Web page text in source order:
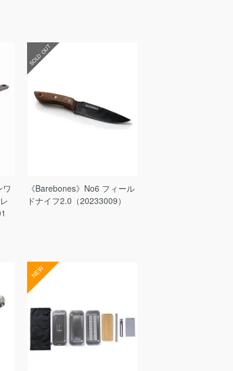
ワ
SOLD OUT
《Barebones》No6 フィール
ドナイフ2.0（20233009）
NEW